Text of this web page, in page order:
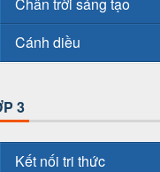
Cánh diều
3
Kết nối tri thức